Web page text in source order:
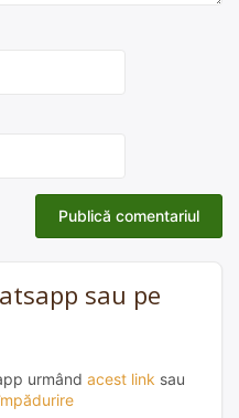
sau pe
urmând acest link sau